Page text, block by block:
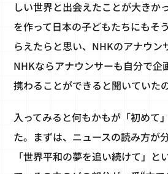
しい世界と出会えたことが大きか
を作って日本の子どもたちにもそ
らえたらと思い、NHKのアナウン
NHKならアナウンサーも自分で企
携わることができると聞いていたの
入ってみると何もかもが「初めて
た。まずは、ニュースの読み方が
「世界平和の夢を追い続けて」と